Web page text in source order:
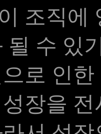
조직에
될 수 있
로 인
장을